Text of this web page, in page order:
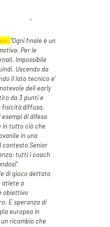
“Ogni finale è un
Per le
Impossibile
Uscendo da
il lato tecnico e’
dell early
da 3 punti e
fisicità diffusa,
di difesa
in tutto ciò che
in una
contesto Senior
tutti i coach
di gioco dettato
atlete a
obiettivo
E speranza di
europea in
ricambio che